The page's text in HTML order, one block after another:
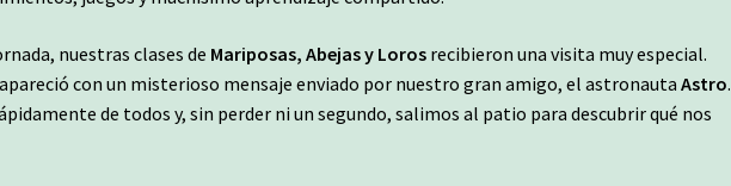
nuestras clases de Mariposas, Abejas y Loros recibieron una visita muy especial.
con un misterioso mensaje enviado por nuestro gran amigo, el astronautaAstro.
de todos y, sin perder ni un segundo, salimos al patio para descubrir qué nos